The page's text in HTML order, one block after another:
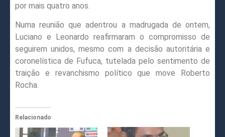
por mais quatro anos.
Numa reunião que adentrou a madrugada de ontem,
Luciano e Leonardo reafirmaram o compromisso de
seguirem unidos, mesmo com a decisão autoritária e
coronelística de Fufuca, tutelada pelo sentimento de
traição e revanchismo político que move Roberto
Rocha.
Relacionado